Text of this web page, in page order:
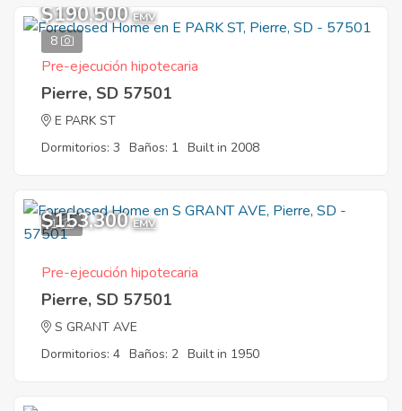
8
$190,500 EMV
Pre-ejecución hipotecaria
Pierre, SD 57501
E PARK ST
Dormitorios: 3 Baños: 1 Built in 2008
1
$153,300 EMV
Pre-ejecución hipotecaria
Pierre, SD 57501
S GRANT AVE
Dormitorios: 4 Baños: 2 Built in 1950